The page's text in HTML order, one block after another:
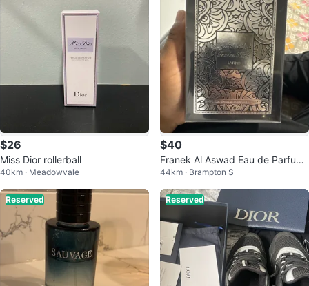
$26
Miss Dior rollerball
40km · Meadowvale
$40
Franek Al Aswad Eau de Parfum
- Brand New (100ml)
44km · Brampton S
Reserved Reserved